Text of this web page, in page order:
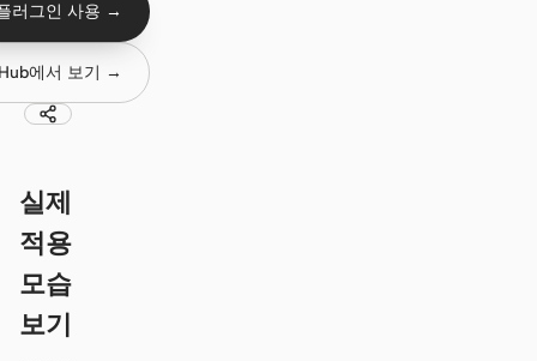
역할
솔로 빌더
엔지니어링
AI 와이어프레임 생성기
AI 프로토타입 생성기
디자인에서 코드로
러그인 사용 →
에서 보기 →
실제
적용
모습
보기